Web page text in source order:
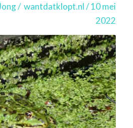
/ wantdatklopt.nl / 10 mei
2022